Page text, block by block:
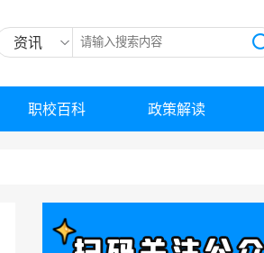
资讯
职校百科 政策解读